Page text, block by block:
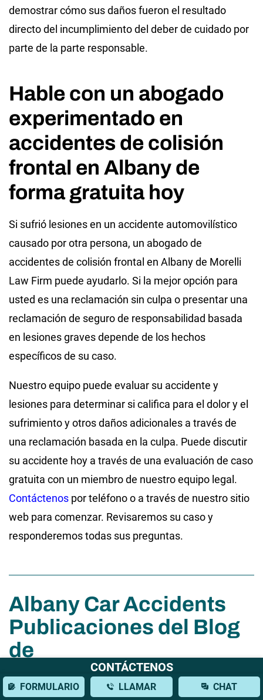
demostrar cómo sus daños fueron el resultado
directo del incumplimiento del deber de cuidado por
parte de la parte responsable.
Hable con un abogado
experimentado en
accidentes de colisión
frontal en Albany de
forma gratuita hoy
Si sufrió lesiones en un accidente automovilístico
causado por otra persona, un abogado de
accidentes de colisión frontal en Albany de Morelli
Law Firm puede ayudarlo. Si la mejor opción para
usted es una reclamación sin culpa o presentar una
reclamación de seguro de responsabilidad basada
en lesiones graves depende de los hechos
específicos de su caso.
Nuestro equipo puede evaluar su accidente y
lesiones para determinar si califica para el dolor y el
sufrimiento y otros daños adicionales a través de
una reclamación basada en la culpa. Puede discutir
su accidente hoy a través de una evaluación de caso
gratuita con un miembro de nuestro equipo legal.
Contáctenos por teléfono o a través de nuestro sitio
web para comenzar. Revisaremos su caso y
responderemos todas sus preguntas.
Albany Car Accidents
Publicaciones del Blog
de
CONTÁCTENOS
FORMULARIO LLAMAR CHAT